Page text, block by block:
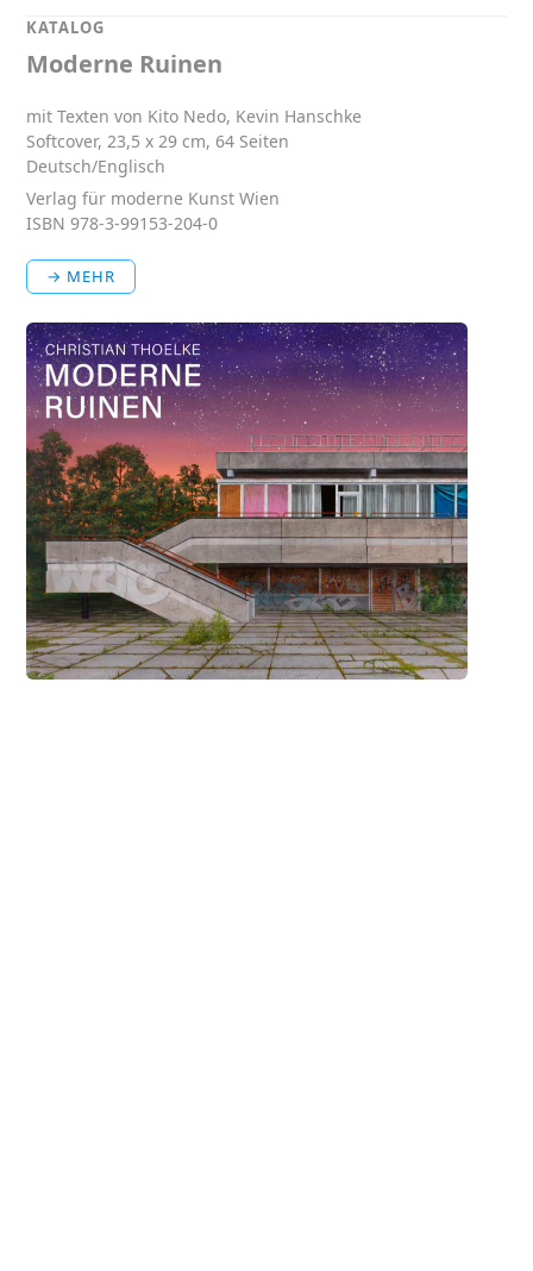
KATALOG
Moderne Ruinen
mit Texten von Kito Nedo, Kevin Hanschke
Softcover, 23,5 x 29 cm, 64 Seiten
Deutsch/Englisch
Verlag für moderne Kunst Wien
ISBN 978-3-99153-204-0
→ MEHR